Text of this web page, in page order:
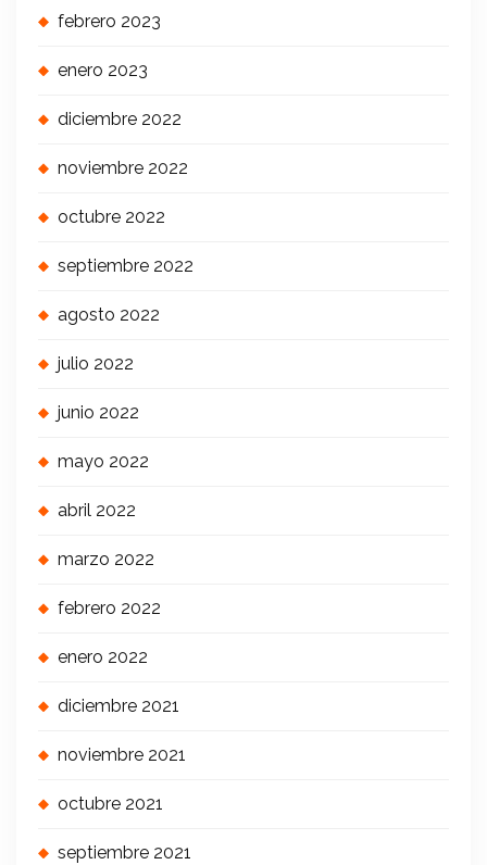
febrero 2023
enero 2023
diciembre 2022
noviembre 2022
octubre 2022
septiembre 2022
agosto 2022
julio 2022
junio 2022
mayo 2022
abril 2022
marzo 2022
febrero 2022
enero 2022
diciembre 2021
noviembre 2021
octubre 2021
septiembre 2021